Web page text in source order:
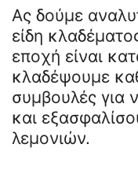
Ας δούμε
είδη
εποχή είναι
κλαδέψουμε
συμβουλές για
και
λεμονιών.